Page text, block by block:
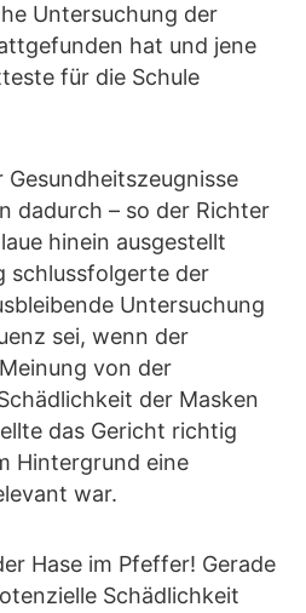
Untersuchung der
hat und jene
für die Schule
dadurch – so der Richter
hinein ausgestellt
schlussfolgerte der
Untersuchung
sei, wenn der
von der
der Masken
das Gericht richtig
Hintergrund eine
war.
Hase im Pfeffer! Gerade
Schädlichkeit